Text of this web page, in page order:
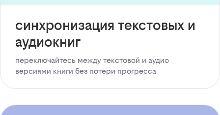
синхронизация текстовых и
аудиокниг
переключайтесь между текстовой и аудио
версиями книги без потери прогресса